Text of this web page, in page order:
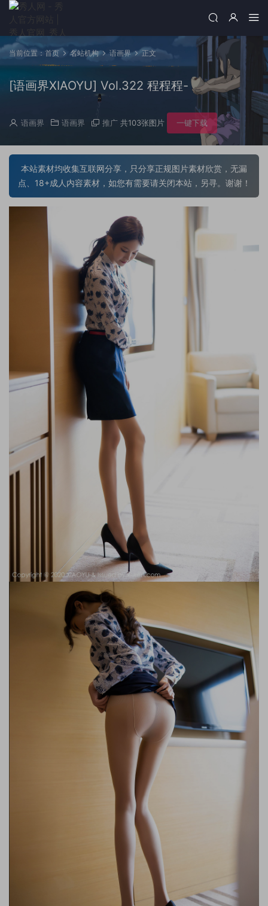
当前位置： 首页 名站机构 语画界 正文
[语画界XIAOYU] Vol.322 程程程-
语画界 语画界 推广 共103张图片 一键下载
本站素材均收集互联网分享，只分享正规图片素材欣赏，无漏
点、18+成人内容素材，如您有需要请关闭本站，另寻。谢谢！